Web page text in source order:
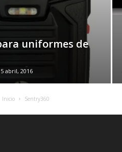
uniformes de
5 abril, 2016
Inicio Sentry360